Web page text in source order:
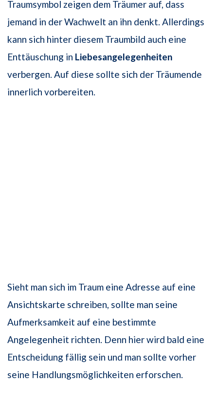
Traumsymbol zeigen dem Träumer auf, dass
jemand in der Wachwelt an ihn denkt. Allerdings
kann sich hinter diesem Traumbild auch eine
Enttäuschung in Liebesangelegenheiten
verbergen. Auf diese sollte sich der Träumende
innerlich vorbereiten.
Sieht man sich im Traum eine Adresse auf eine
Ansichtskarte schreiben, sollte man seine
Aufmerksamkeit auf eine bestimmte
Angelegenheit richten. Denn hier wird bald eine
Entscheidung fällig sein und man sollte vorher
seine Handlungsmöglichkeiten erforschen.